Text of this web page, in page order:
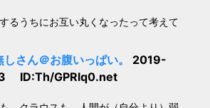
るうちにお互い丸くなったって考えて
しさん＠お腹いっぱい。 2019-
ID:Th/GPRlq0.net